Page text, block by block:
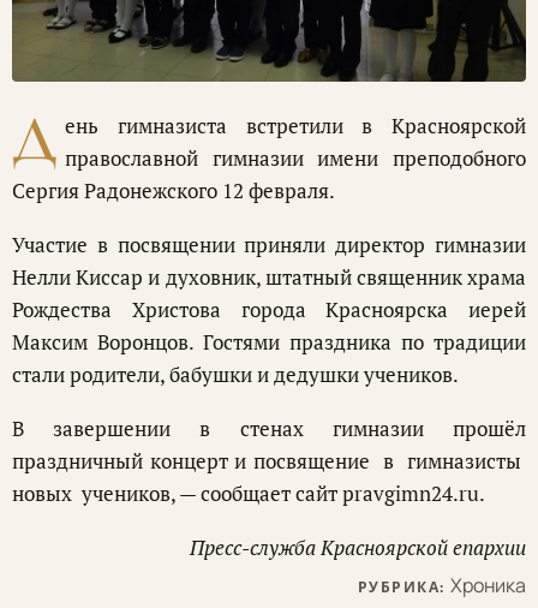
Д ень гимназиста встретили в Красноярской
православной гимназии имени преподобного
Сергия Радонежского 12 февраля.
Участие в посвящении приняли директор гимназии
Нелли Киссар и духовник, штатный священник храма
Рождества Христова города Красноярска иерей
Максим Воронцов. Гостями праздника по традиции
стали родители, бабушки и дедушки учеников.
В завершении в стенах гимназии прошёл
праздничный концерт и посвящение в гимназисты
новых учеников, — сообщает сайт pravgimn24.ru.
Пресс-служба Красноярской епархии
РУБРИКА: Хроника